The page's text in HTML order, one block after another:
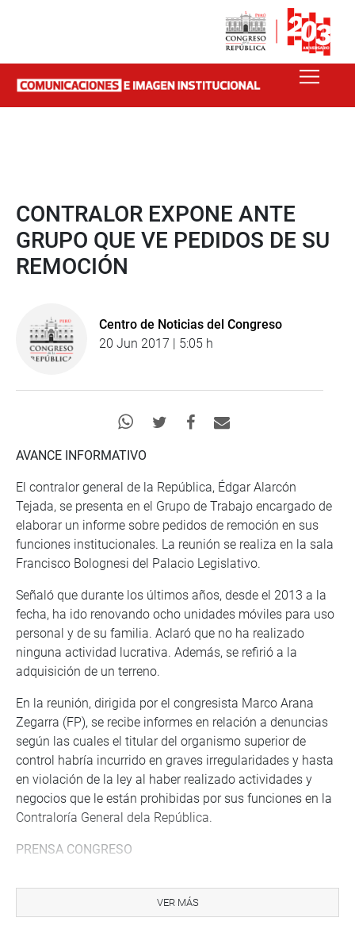
CONTRALOR EXPONE ANTE
GRUPO QUE VE PEDIDOS DE SU
REMOCIÓN
Centro de Noticias del Congreso
20 Jun 2017 | 5:05 h
AVANCE INFORMATIVO
El contralor general de la República, Édgar Alarcón
Tejada, se presenta en el Grupo de Trabajo encargado de
elaborar un informe sobre pedidos de remoción en sus
funciones institucionales. La reunión se realiza en la sala
Francisco Bolognesi del Palacio Legislativo.
Señaló que durante los últimos años, desde el 2013 a la
fecha, ha ido renovando ocho unidades móviles para uso
personal y de su familia. Aclaró que no ha realizado
ninguna actividad lucrativa. Además, se refirió a la
adquisición de un terreno.
En la reunión, dirigida por el congresista Marco Arana
Zegarra (FP), se recibe informes en relación a denuncias
según las cuales el titular del organismo superior de
control habría incurrido en graves irregularidades y hasta
en violación de la ley al haber realizado actividades y
negocios que le están prohibidas por sus funciones en la
Contraloría General dela República.
PRENSA CONGRESO
VER MÁS